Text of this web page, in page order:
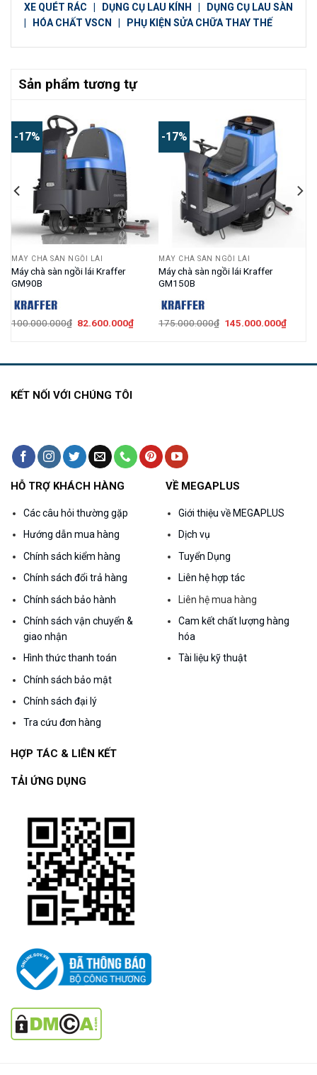
XE QUÉT RÁC
DỤNG CỤ LAU KÍNH
DỤNG CỤ LAU SÀN
HÓA CHẤT VSCN PHỤ KIỆN SỬA CHỮA THAY THẾ
Sản phẩm tương tự
-17%
MÁY CHÀ SÀN NGỒI LÁI
Máy chà sàn ngồi lái Kraffer
GM90B
100.000.000₫ Giá
82.600.000₫Giá
-17%
MÁY CHÀ SÀN NGỒI LÁI
Máy chà sàn ngồi lái Kraffer
GM150B
175.000.000₫ Giá
145.000.000₫Giá
KẾT NỐI VỚI CHÚNG TÔI
HỖ TRỢ KHÁCH HÀNG
Các câu hỏi thường gặp
Hướng dẫn mua hàng
Chính sách kiểm hàng
Chính sách đổi trả hàng
Chính sách bảo hành
Chính sách vận chuyển &
giao nhận
Hình thức thanh toán
Chính sách bảo mật
Chính sách đại lý
Tra cứu đơn hàng
VỀ MEGAPLUS
Giới thiệu về MEGAPLUS
Dịch vụ
Tuyển Dụng
Liên hệ hợp tác
Liên hệ mua hàng
Cam kết chất lượng hàng
hóa
Tài liệu kỹ thuật
HỢP TÁC & LIÊN KẾT
TẢI ỨNG DỤNG